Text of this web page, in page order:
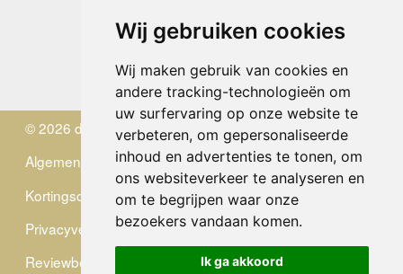
Wij gebruiken cookies
Wij maken gebruik van cookies en
andere tracking-technologieën om
uw surfervaring op onze website te
verbeteren, om gepersonaliseerde
inhoud en advertenties te tonen, om
ons websiteverkeer te analyseren en
om te begrijpen waar onze
bezoekers vandaan komen.
Ik ga akkoord
Donderdag
10.00 - 12.30 en 13.30 - 17.00
Vrijdag 10.00 - 12.30 en 13.30 - 17.00
Zaterdag
gesloten
Zondag gesloten
© 2026 de Zwerver
Algemene Voorwaarden
Kortingscode
Privacyverklaring
Reviewbeleid